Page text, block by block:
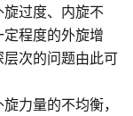
过度、内旋不
程度的外旋增
次的问题由此可
力量的不均衡，